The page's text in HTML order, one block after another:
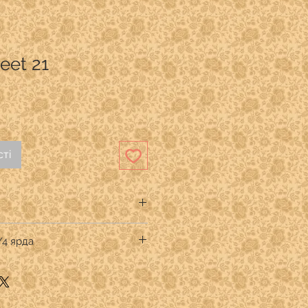
21
Studio
премиум
ярда
кратном 1/4 ярда.
указывать:
-1